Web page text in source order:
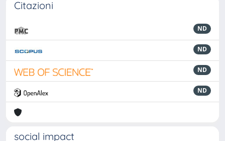
Citazioni
ND
ND
ND
ND
social impact